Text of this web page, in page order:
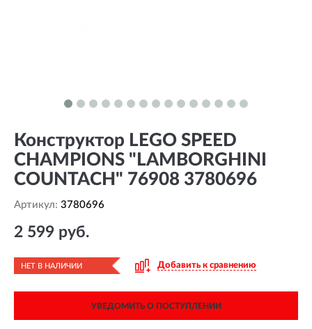
Конструктор LEGO SPEED
CHAMPIONS "LAMBORGHINI
COUNTACH" 76908 3780696
Артикул: 3780696
2 599 руб.
НЕТ В НАЛИЧИИ Добавить к сравнению
УВЕДОМИТЬ О ПОСТУПЛЕНИИ